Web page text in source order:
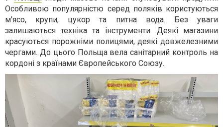
Особливою популярністю серед поляків користуються
м'ясо, крупи, цукор та питна вода. Без уваги
залишаються техніка та інструменти. Деякі магазини
красуються порожніми полицями, деякі довжелезними
чергами. До цього Польща вела санітарний контроль на
кордоні з країнами Європейського Союзу.